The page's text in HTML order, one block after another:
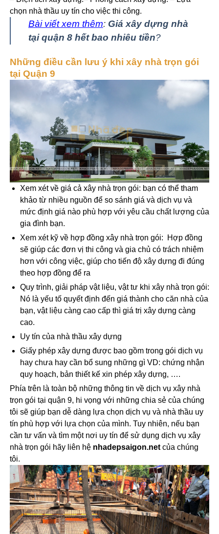
chọn nhà thầu uy tín cho việc thi công.
Bài viết xem thêm: Giá xây dựng nhà
tại quận 8 hết bao nhiêu tiền?
Những điều cần lưu ý khi xây nhà trọn gói
tại Quận 9
Xem xét về giá cả xây nhà trọn gói: bạn có thể tham
khảo từ nhiều nguồn để so sánh giá và dịch vụ và
mức định giá nào phù hợp với yêu cầu chất lượng của
gia đình bạn.
Xem xét kỹ về hợp đồng xây nhà trọn gói: Hợp đồng
sẽ giúp các đơn vị thi công và gia chủ có trách nhiệm
hơn với công việc, giúp cho tiến độ xây dựng đi đúng
theo hợp đồng để ra
Quy trình, giải pháp vật liệu, vật tư khi xây nhà trọn gói:
Nó là yếu tố quyết định đến giá thành cho căn nhà của
bạn, vật liệu càng cao cấp thì giá trị xây dựng càng
cao.
Uy tín của nhà thầu xây dựng
Giấy phép xây dựng được bao gồm trong gói dịch vụ
hay chưa hay cần bổ sung những gì VD: chứng nhận
quy hoạch, bản thiết kế xin phép xây dựng, ….
Phía trên là toàn bộ những thông tin về dịch vụ xây nhà
trọn gói tại quận 9, hi vọng với những chia sẻ của chúng
tôi sẽ giúp bạn dễ dàng lựa chọn dịch vụ và nhà thầu uy
tín phù hợp với lựa chọn của mình. Tuy nhiên, nếu bạn
cần tư vấn và tìm một nơi uy tín để sử dụng dịch vụ xây
nhà trọn gói hãy liên hệ nhadepsaigon.net của chúng
tôi.